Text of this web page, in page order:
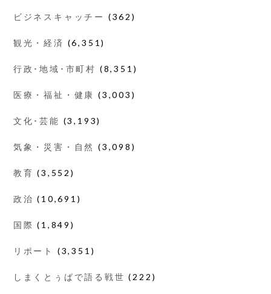
ビジネスキャッチー (362)
観光・経済 (6,351)
行政･地域･市町村 (8,351)
医療・福祉・健康 (3,003)
文化･芸能 (3,193)
気象・災害・自然 (3,098)
教育 (3,552)
政治 (10,691)
国際 (1,849)
リポート (3,351)
しまくとぅばで語る戦世 (222)